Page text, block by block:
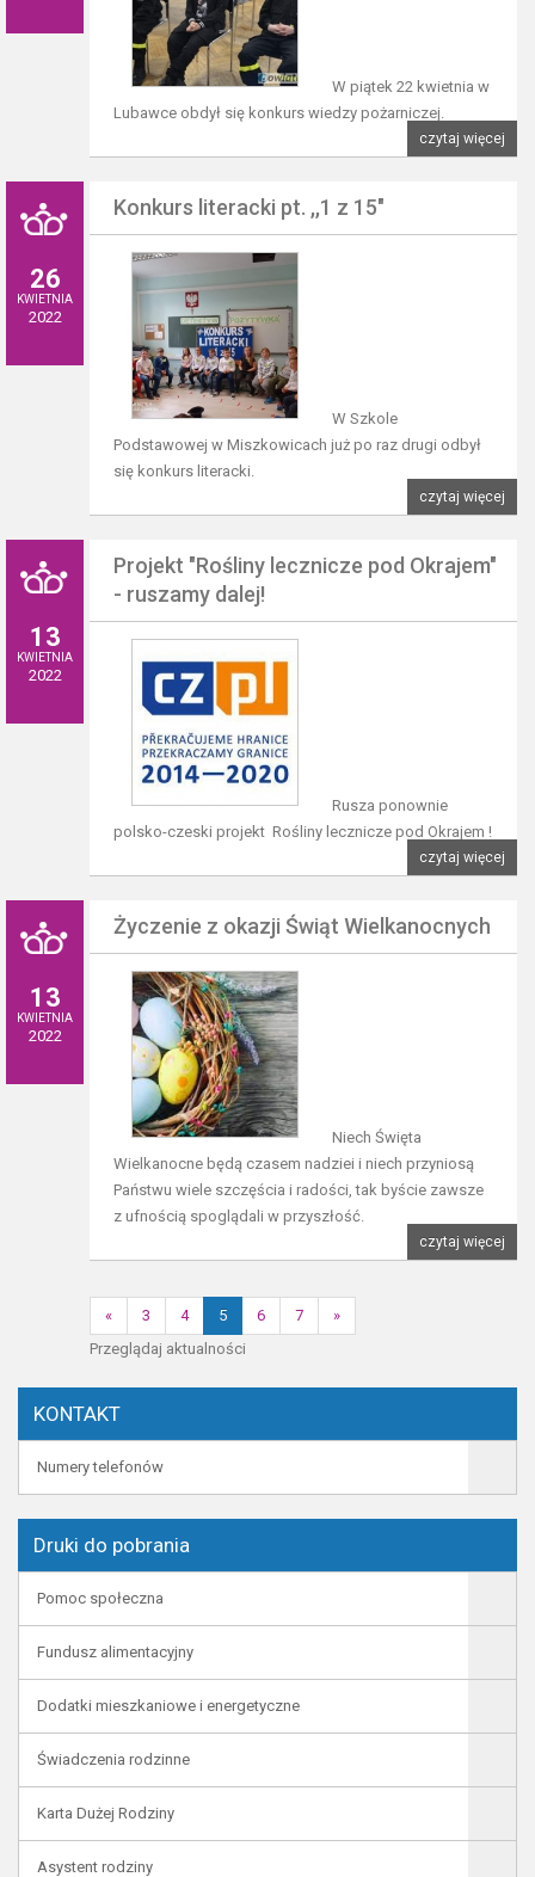
W piątek 22 kwietnia w
Lubawce obdył się konkurs wiedzy pożarniczej.
czytaj więcej
26
KWIETNIA
2022
Konkurs literacki pt. ,,1 z 15"
W Szkole
Podstawowej w Miszkowicach już po raz drugi odbył
się konkurs literacki.
czytaj więcej
13
KWIETNIA
2022
Projekt "Rośliny lecznicze pod Okrajem"
- ruszamy dalej!
Rusza ponownie
polsko-czeski projekt Rośliny lecznicze pod Okrajem !
czytaj więcej
13
KWIETNIA
2022
Życzenie z okazji Świąt Wielkanocnych
Niech Święta
Wielkanocne będą czasem nadziei i niech przyniosą
Państwu wiele szczęścia i radości, tak byście zawsze
z ufnością spoglądali w przyszłość.
czytaj więcej
« 3 4 5 6 7
»
Przeglądaj aktualności
KONTAKT
Numery telefonów
Druki do pobrania
Pomoc społeczna
Fundusz alimentacyjny
Dodatki mieszkaniowe i energetyczne
Świadczenia rodzinne
Karta Dużej Rodziny
Asystent rodziny